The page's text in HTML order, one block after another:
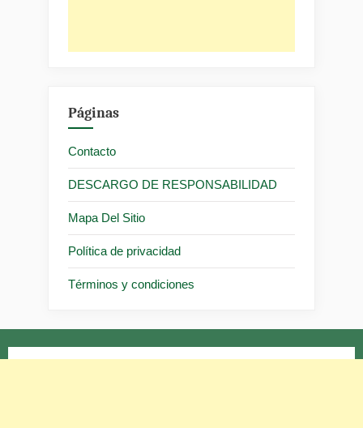
Páginas
Contacto
DESCARGO DE RESPONSABILIDAD
Mapa Del Sitio
Política de privacidad
Términos y condiciones